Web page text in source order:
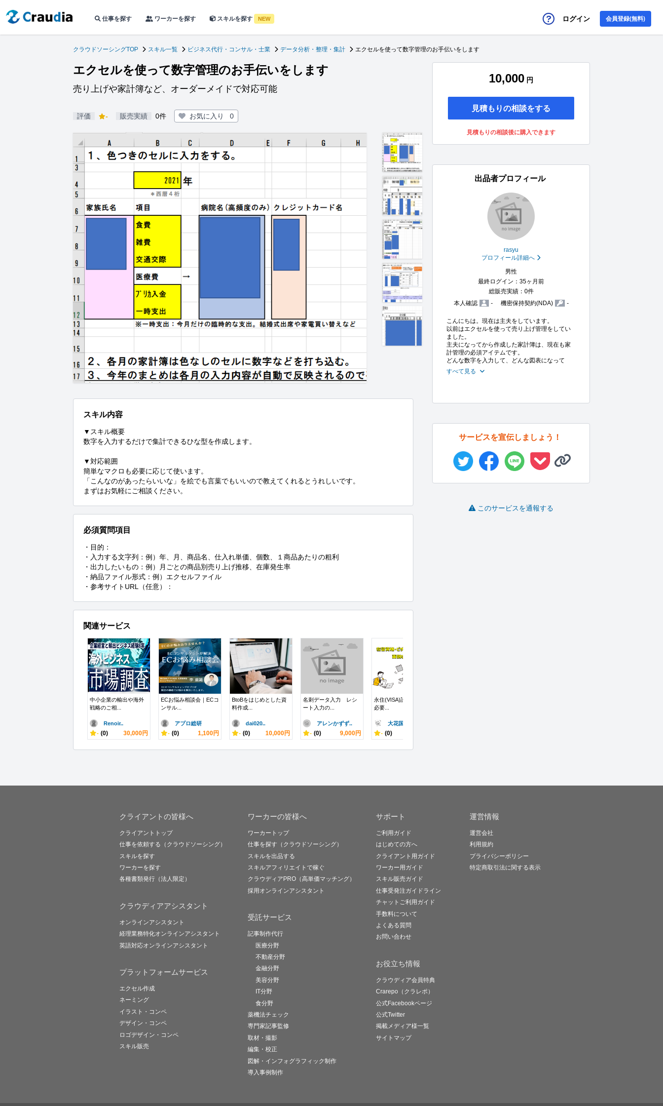
仕事を探す ワーカーを探す スキルを探す NEW ログイン 会員登録(無料)
クラウドソーシングTOP スキル一覧 ビジネス代行・コンサル・士業 データ分析・整理・集計 エクセルを使って数字管理のお手伝いをします
エクセルを使って数字管理のお手伝いをします
売り上げや家計簿など、オーダーメイドで対応可能
評価 - 販売実績 0件 お気に入り 0
スキル内容
▼スキル概要
数字を入力するだけで集計できるひな型を作成します。
▼対応範囲
簡単なマクロも必要に応じて使います。
「こんなのがあったらいいな」を絵でも言葉でもいいので教えてくれるとうれしいです。
まずはお気軽にご相談ください。
必須質問項目
・目的：
・入力する文字列：例）年、月、商品名、仕入れ単価、個数、１商品あたりの粗利
・出力したいもの：例）月ごとの商品別売り上げ推移、在庫発生率
・納品ファイル形式：例）エクセルファイル
・参考サイトURL（任意）：
関連サービス
中小企業の輸出や海外
戦略のご相...
Renoir..
- (0) 30,000円
ECお悩み相談会｜ECコ
ンサル...
アプロ総研
- (0) 1,100円
BtoBをはじめとした資
料作成...
dai020..
- (0) 10,000円
名刺データ入力 レシ
ート入力の...
アレンかずず..
- (0) 9,000円
永住(VISA)許可申請の
必要...
大花国際行政..
- (0)
10,000 円
見積もりの相談をする
見積もりの相談後に購入できます
出品者プロフィール
rasyu
プロフィール詳細へ
男性
最終ログイン：35ヶ月前
総販売実績：0件
本人確認
- 機密保持契約(NDA) -
こんにちは。現在は主夫をしています。
以前はエクセルを使って売り上げ管理をしてい
ました。
主夫になってから作成した家計簿は、現在も家
計管理の必須アイテムです。
どんな数字を入力して、どんな図表になって
すべて見る
サービスを宣伝しましょう！
このサービスを通報する
クライアントの皆様へ
クライアントトップ
仕事を依頼する（クラウドソーシング）
スキルを探す
ワーカーを探す
各種書類発行（法人限定）
クラウディアアシスタント
オンラインアシスタント
経理業務特化オンラインアシスタント
英語対応オンラインアシスタント
プラットフォームサービス
エクセル作成
ネーミング
イラスト・コンペ
デザイン・コンペ
ロゴデザイン・コンペ
スキル販売
ワーカーの皆様へ
ワーカートップ
仕事を探す（クラウドソーシング）
スキルを出品する
スキルアフィリエイトで稼ぐ
クラウディアPRO（高単価マッチング）
採用オンラインアシスタント
受託サービス
記事制作代行
医療分野
不動産分野
金融分野
美容分野
IT分野
食分野
薬機法チェック
専門家記事監修
取材・撮影
編集・校正
図解・インフォグラフィック制作
導入事例制作
サポート
ご利用ガイド
はじめての方へ
クライアント用ガイド
ワーカー用ガイド
スキル販売ガイド
仕事受発注ガイドライン
チャットご利用ガイド
手数料について
よくある質問
お問い合わせ
お役立ち情報
クラウディア会員特典
Crarepo（クラレポ）
公式Facebookページ
公式Twitter
掲載メディア様一覧
サイトマップ
運営情報
運営会社
利用規約
プライバシーポリシー
特定商取引法に関する表示